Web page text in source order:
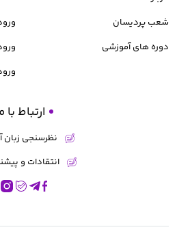
شعب پردیسان
دوره های آموزشی
ارتباط با
نظرسنجی زبان
انتقادات و